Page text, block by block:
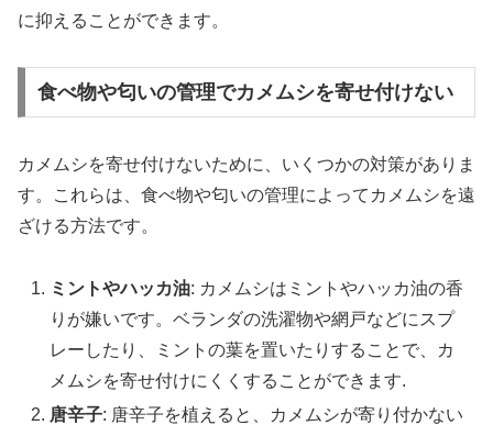
に抑えることができます。
食べ物や匂いの管理でカメムシを寄せ付けない
カメムシを寄せ付けないために、いくつかの対策がありま
す。これらは、食べ物や匂いの管理によってカメムシを遠
ざける方法です。
ミントやハッカ油: カメムシはミントやハッカ油の香
りが嫌いです。ベランダの洗濯物や網戸などにスプ
レーしたり、ミントの葉を置いたりすることで、カ
メムシを寄せ付けにくくすることができます.
唐辛子: 唐辛子を植えると、カメムシが寄り付かない